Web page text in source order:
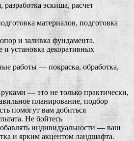
эскиша, расчет
материалов, подготовка
и заливка фундамента.
и установка декоративных
работы — покраска, обработка,
— это не только практически,
планирование, подбор
помогут вам добиться
Не бойтесь
индивидуальности — ваш
и ярким акцентом ландшафта.